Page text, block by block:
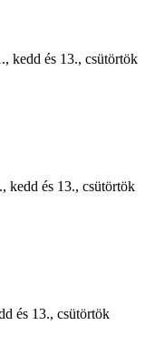
kedd és 13., csütörtök
kedd és 13., csütörtök
és 13., csütörtök